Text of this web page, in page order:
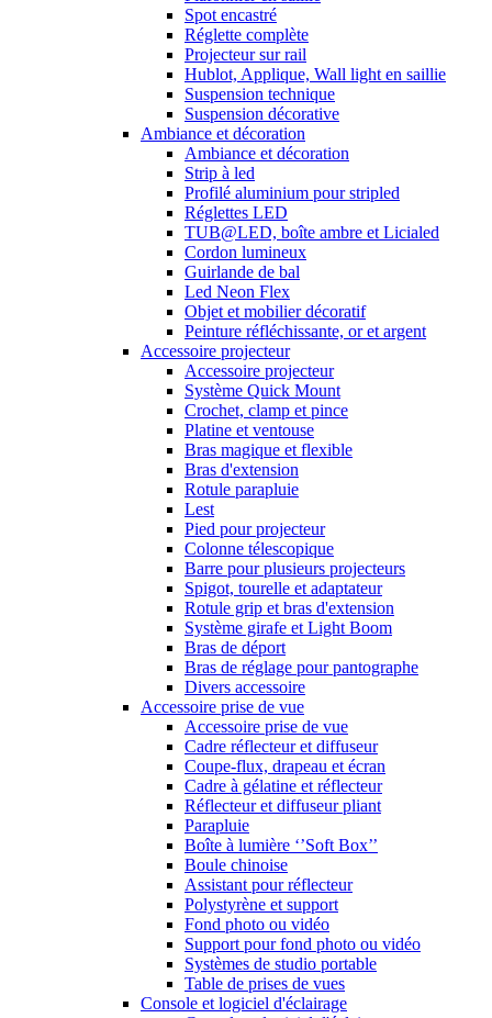
Spot encastré
Réglette complète
Projecteur sur rail
Hublot, Applique, Wall light en saillie
Suspension technique
Suspension décorative
Ambiance et décoration
Ambiance et décoration
Strip à led
Profilé aluminium pour stripled
Réglettes LED
TUB@LED, boîte ambre et Licialed
Cordon lumineux
Guirlande de bal
Led Neon Flex
Objet et mobilier décoratif
Peinture réfléchissante, or et argent
Accessoire projecteur
Accessoire projecteur
Système Quick Mount
Crochet, clamp et pince
Platine et ventouse
Bras magique et flexible
Bras d'extension
Rotule parapluie
Lest
Pied pour projecteur
Colonne télescopique
Barre pour plusieurs projecteurs
Spigot, tourelle et adaptateur
Rotule grip et bras d'extension
Système girafe et Light Boom
Bras de déport
Bras de réglage pour pantographe
Divers accessoire
Accessoire prise de vue
Accessoire prise de vue
Cadre réflecteur et diffuseur
Coupe-flux, drapeau et écran
Cadre à gélatine et réflecteur
Réflecteur et diffuseur pliant
Parapluie
Boîte à lumière ‘’Soft Box’’
Boule chinoise
Assistant pour réflecteur
Polystyrène et support
Fond photo ou vidéo
Support pour fond photo ou vidéo
Systèmes de studio portable
Table de prises de vues
Console et logiciel d'éclairage